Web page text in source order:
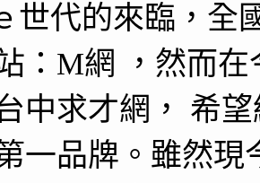
代的來臨，全
：M網 ，然而
中求才網， 希
一品牌。雖然